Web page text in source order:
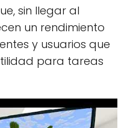
sin llegar al
un rendimiento
y usuarios que
para tareas